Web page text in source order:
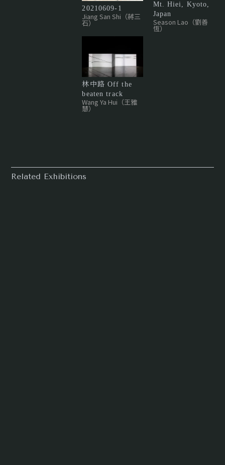
20210609-1
Jiang San Shi（蔣三
石）
林中路 Off the
beaten track
Wang Ya Hui（王雅
慧）
Mt. Hiei, Kyoto,
Japan
Season Lao（劉善
恆）
Related Exhibitions